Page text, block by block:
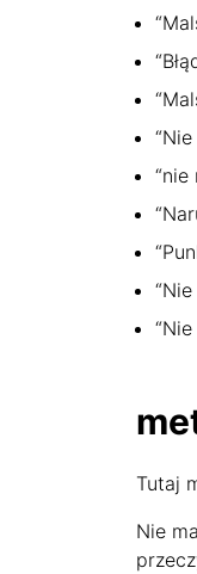
“nie
Tutaj
Nie